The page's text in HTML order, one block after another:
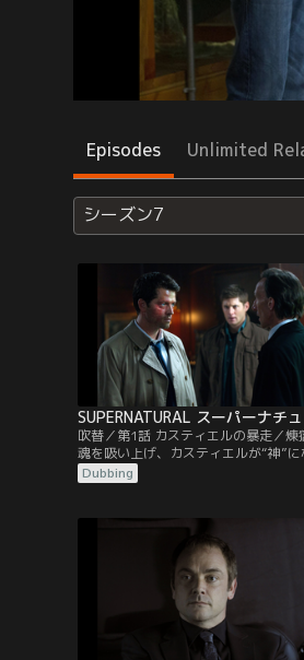
Episodes Unlimited
シーズン7
吹替／第1話 カスティエルの暴走／煉
魂を吸い上げ、カスティエルが“神”に
る。彼は、サム、ディーン、ボビーの3
を殺しこそしないが、神の仕事を邪魔
にしたカスティエルが“世直し”と称
走する姿を目の当たりにしたディーン
死の騎士を操り彼を殺害しようと企む
が、カスティエルの方が一枚上手だっ
Dubbing